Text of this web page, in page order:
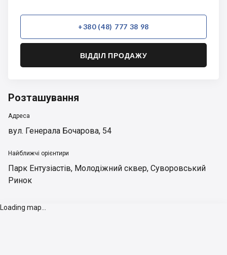
+380 (48) 777 38 98
ВІДДІЛ ПРОДАЖУ
Розташування
Адреса
вул. Генерала Бочарова, 54
Найближчі орієнтири
Парк Ентузіастів, Молодіжний сквер, Суворовський
Ринок
Loading map...